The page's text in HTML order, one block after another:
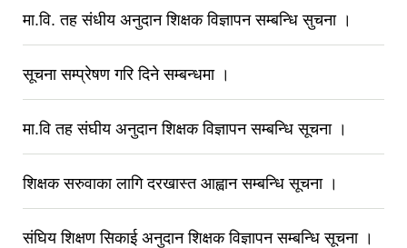
मा.वि. तह संधीय अनुदान शिक्षक विज्ञापन सम्बन्धि सुचना ।
सूचना सम्प्रेषण गरि दिने सम्बन्धमा ।
मा.वि तह संघीय अनुदान शिक्षक विज्ञापन सम्बन्धि सूचना ।
शिक्षक सरुवाका लागि दरखास्त आह्वान सम्बन्धि सूचना ।
संघिय शिक्षण सिकाई अनुदान शिक्षक विज्ञापन सम्बन्धि सूचना ।